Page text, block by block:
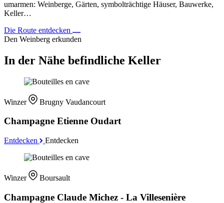
umarmen: Weinberge, Gärten, symbolträchtige Häuser, Bauwerke,
Keller…
Die Route entdecken
Den Weinberg erkunden
In der Nähe befindliche Keller
Winzer Brugny Vaudancourt
Champagne Etienne Oudart
Entdecken Entdecken
Winzer Boursault
Champagne Claude Michez - La Villesenière